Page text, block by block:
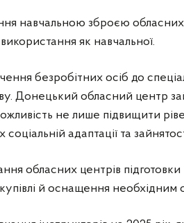
навчальною зброєю обласних
як навчальної.
безробітних осіб до
Донецький обласний центр
не лише підвищити
адаптації та
обласних центрів
й оснащення необхідним